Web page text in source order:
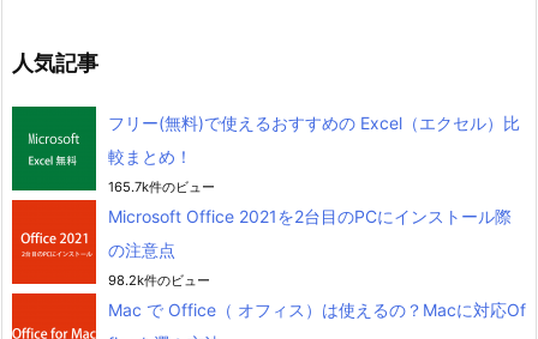
人気記事
フリー(無料)で使えるおすすめの Excel（エクセル）比
較まとめ！
165.7k件のビュー
Microsoft Office 2021を2台目のPCにインストール際
の注意点
98.2k件のビュー
Mac で Office（ オフィス）は使えるの？Macに対応Of